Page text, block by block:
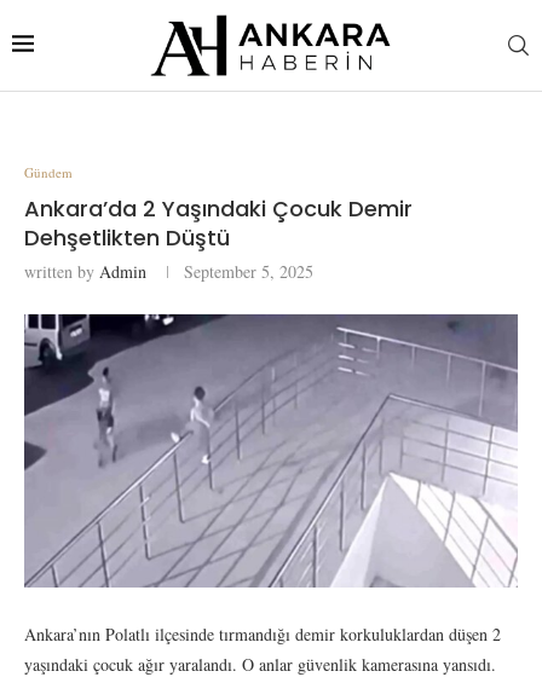
Gündem
Ankara’da 2 Yaşındaki Çocuk Demir
Dehşetlikten Düştü
written by Admin September 5, 2025
Ankara’nın Polatlı ilçesinde tırmandığı demir korkuluklardan düşen 2
yaşındaki çocuk ağır yaralandı. O anlar güvenlik kamerasına yansıdı.